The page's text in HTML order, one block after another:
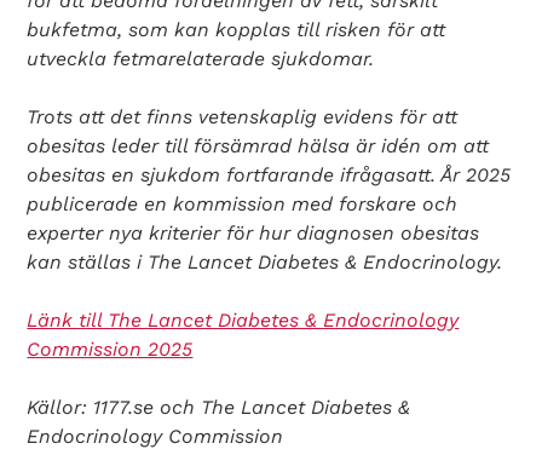
bukfetma, som kan kopplas till risken för att
utveckla fetmarelaterade sjukdomar.
Trots att det finns vetenskaplig evidens för att
obesitas leder till försämrad hälsa är idén om att
obesitas en sjukdom fortfarande ifrågasatt. År 2025
publicerade en kommission med forskare och
experter nya kriterier för hur diagnosen obesitas
kan ställas i The Lancet Diabetes & Endocrinology.
Länk till The Lancet Diabetes & Endocrinology
Commission 2025
Källor: 1177.se och The Lancet Diabetes &
Endocrinology Commission